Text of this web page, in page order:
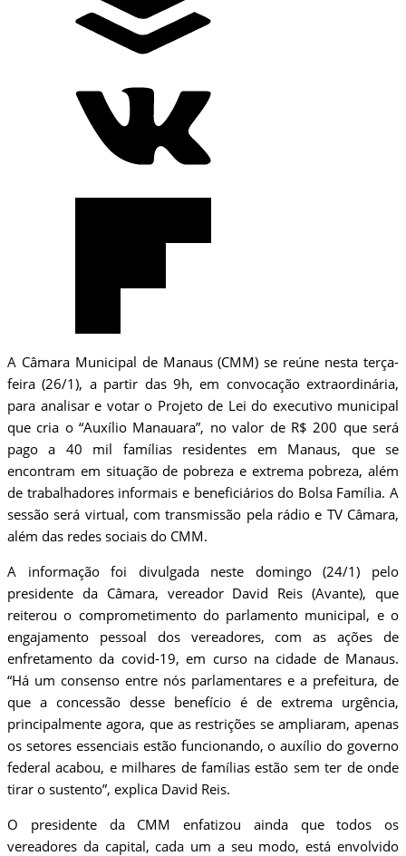
A Câmara Municipal de Manaus (CMM) se reúne nesta terça-
feira (26/1), a partir das 9h, em convocação extraordinária,
para analisar e votar o Projeto de Lei do executivo municipal
que cria o “Auxílio Manauara”, no valor de R$ 200 que será
pago a 40 mil famílias residentes em Manaus, que se
encontram em situação de pobreza e extrema pobreza, além
de trabalhadores informais e beneficiários do Bolsa Família. A
sessão será virtual, com transmissão pela rádio e TV Câmara,
além das redes sociais do CMM.
A informação foi divulgada neste domingo (24/1) pelo
presidente da Câmara, vereador David Reis (Avante), que
reiterou o comprometimento do parlamento municipal, e o
engajamento pessoal dos vereadores, com as ações de
enfretamento da covid-19, em curso na cidade de Manaus.
“Há um consenso entre nós parlamentares e a prefeitura, de
que a concessão desse benefício é de extrema urgência,
principalmente agora, que as restrições se ampliaram, apenas
os setores essenciais estão funcionando, o auxílio do governo
federal acabou, e milhares de famílias estão sem ter de onde
tirar o sustento”, explica David Reis.
O presidente da CMM enfatizou ainda que todos os
vereadores da capital, cada um a seu modo, está envolvido